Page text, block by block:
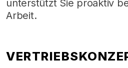
unterstützt Sie proaktiv
Arbeit.